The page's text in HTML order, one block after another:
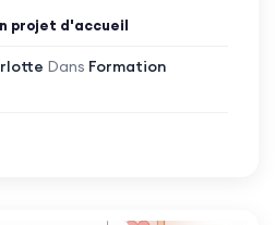
projet d'accueil
Dans Formation